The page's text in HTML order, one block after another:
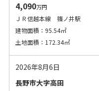
4,090万円
ＪＲ信越本線 篠ノ井駅
建物面積：95.54㎡
土地面積：172.34㎡
2026年8月6日
長野市大字高田